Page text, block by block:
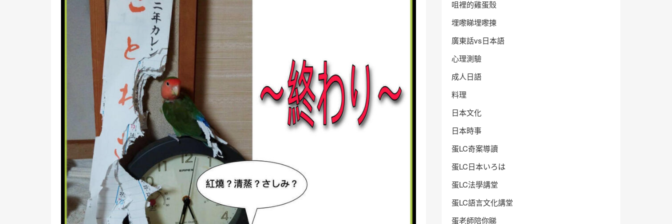
咀裡的雞蛋殼
埋嚟睇埋嚟揀
廣東話vs日本語
心理測驗
成人日語
料理
日本文化
日本時事
蛋LC奇案導讀
蛋LC日本いろは
蛋LC法學講堂
蛋LC語言文化講堂
蛋老師陪你睇